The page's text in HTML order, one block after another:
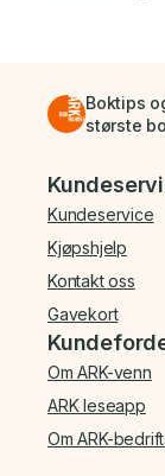
Boktips
største
Bunnmeny
Kundeservice
Kjøpshjelp
Kontakt oss
Gavekort
Om ARK-venn
ARK leseapp
Om ARK-